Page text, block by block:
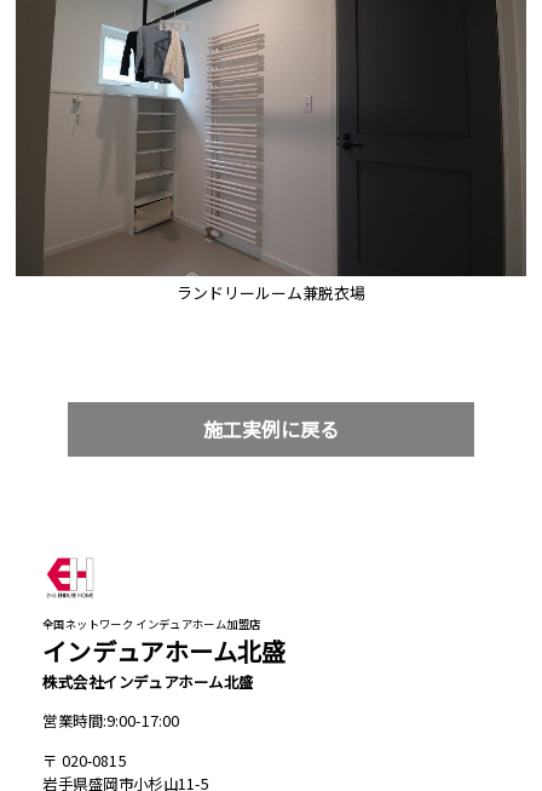
ランドリールーム兼脱衣場
施工実例に戻る
全国ネットワーク インデュアホーム加盟店
インデュアホーム北盛
株式会社インデュアホーム北盛
営業時間:9:00-17:00
020-0815
岩手県盛岡市小杉山11-5